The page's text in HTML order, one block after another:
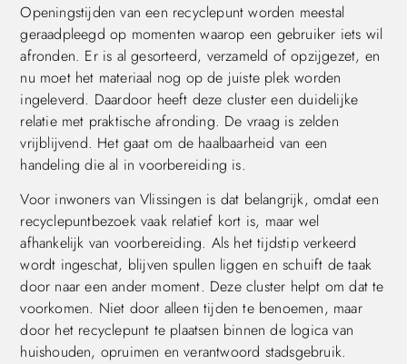
Openingstijden van een recyclepunt worden meestal
geraadpleegd op momenten waarop een gebruiker iets wil
afronden. Er is al gesorteerd, verzameld of opzijgezet, en
nu moet het materiaal nog op de juiste plek worden
ingeleverd. Daardoor heeft deze cluster een duidelijke
relatie met praktische afronding. De vraag is zelden
vrijblijvend. Het gaat om de haalbaarheid van een
handeling die al in voorbereiding is.
Voor inwoners van Vlissingen is dat belangrijk, omdat een
recyclepuntbezoek vaak relatief kort is, maar wel
afhankelijk van voorbereiding. Als het tijdstip verkeerd
wordt ingeschat, blijven spullen liggen en schuift de taak
door naar een ander moment. Deze cluster helpt om dat te
voorkomen. Niet door alleen tijden te benoemen, maar
door het recyclepunt te plaatsen binnen de logica van
huishouden, opruimen en verantwoord stadsgebruik.